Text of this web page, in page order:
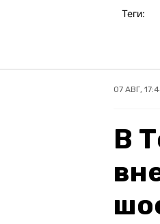
Теги:
07 АВГ,
В